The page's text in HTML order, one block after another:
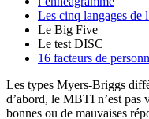
Les cinq langages de
Le Big Five
Le test DISC
16 facteurs de
Les types Myers-Briggs
d’abord, le MBTI n’est pas
bonnes ou de mauvaises